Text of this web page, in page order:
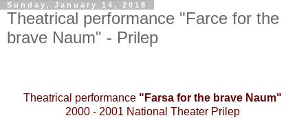
Sunday, January 14, 2018
Тheatrical performance "Farce for the
brave Naum" - Prilep
Theatrical performance "Farsa for the brave Naum"
2000 - 2001 National Theater Prilep